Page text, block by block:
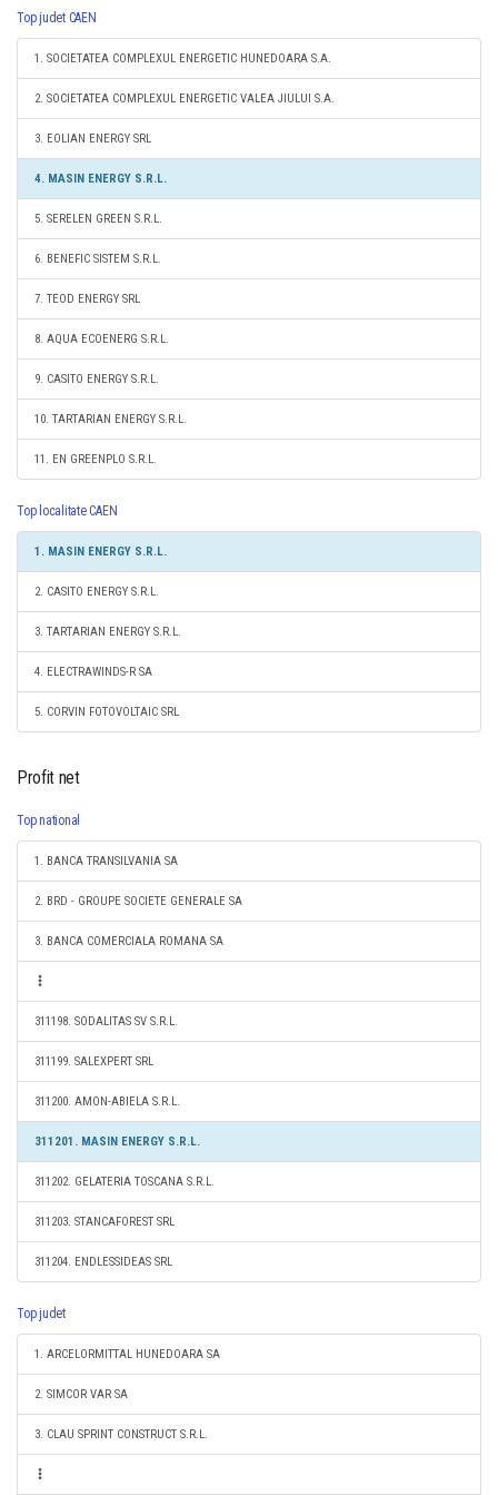
Top judet CAEN
1. SOCIETATEA COMPLEXUL ENERGETIC HUNEDOARA S.A.
2. SOCIETATEA COMPLEXUL ENERGETIC VALEA JIULUI S.A.
3. EOLIAN ENERGY SRL
4. MASIN ENERGY S.R.L.
5. SERELEN GREEN S.R.L.
6. BENEFIC SISTEM S.R.L.
7. TEOD ENERGY SRL
8. AQUA ECOENERG S.R.L.
9. CASITO ENERGY S.R.L.
10. TARTARIAN ENERGY S.R.L.
11. EN GREENPLO S.R.L.
Top localitate CAEN
1. MASIN ENERGY S.R.L.
2. CASITO ENERGY S.R.L.
3. TARTARIAN ENERGY S.R.L.
4. ELECTRAWINDS-R SA
5. CORVIN FOTOVOLTAIC SRL
Profit net
Top national
1. BANCA TRANSILVANIA SA
2. BRD - GROUPE SOCIETE GENERALE SA
3. BANCA COMERCIALA ROMANA SA
311198. SODALITAS SV S.R.L.
311199. SALEXPERT SRL
311200. AMON-ABIELA S.R.L.
311201. MASIN ENERGY S.R.L.
311202. GELATERIA TOSCANA S.R.L.
311203. STANCAFOREST SRL
311204. ENDLESSIDEAS SRL
Top judet
1. ARCELORMITTAL HUNEDOARA SA
2. SIMCOR VAR SA
3. CLAU SPRINT CONSTRUCT S.R.L.